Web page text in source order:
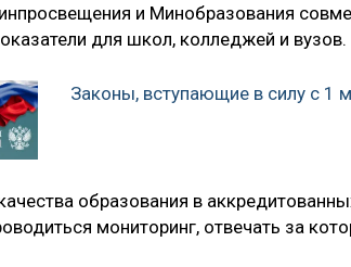
и Минобразования
для школ, колледжей и вузов.
Законы, вступающие в силу с 1
образования в
мониторинг, отвечать за